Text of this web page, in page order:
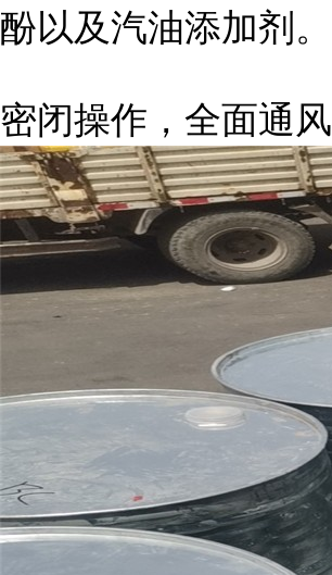
酚以及汽油添加剂。
密闭操作，全面通风